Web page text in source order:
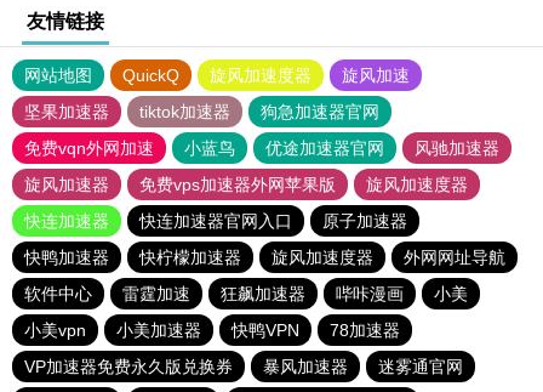
友情链接
网站地图 QuickQ 旋风加速度器
旋风加速
坚果加速器
tiktok加速器
狗急加速器官网
免费vqn外网加速
小蓝鸟 优途加速器官网
风驰加速器
旋风加速器
免费vps加速器外网苹果版
旋风加速度器
快连加速器
快连加速器官网入口
原子加速器
快鸭加速器
快柠檬加速器 旋风加速度器
外网网址导航
软件中心
雷霆加速 狂飙加速器 哔咔漫画
小美
小美vpn
小美加速器 快鸭VPN
78加速器
VP加速器免费永久版兑换券
暴风加速器
迷雾通官网